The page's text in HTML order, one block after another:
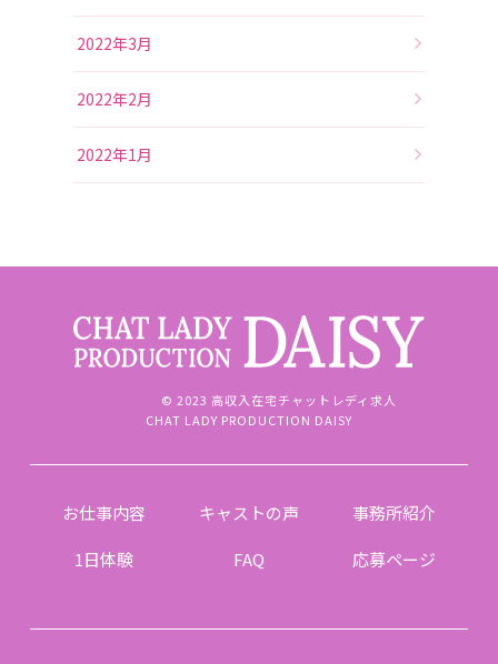
2022年3月
2022年2月
2022年1月
© 2023 高収入在宅チャットレディ求人
CHAT LADY PRODUCTION DAISY
お仕事内容 キャストの声
事務所紹介
1日体験
FAQ 応募ページ